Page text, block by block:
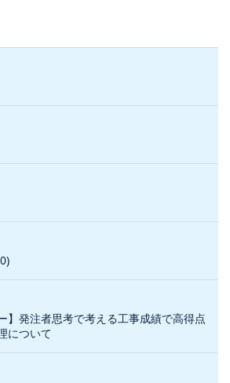
】発注者思考で考える工事成績で高得点
について